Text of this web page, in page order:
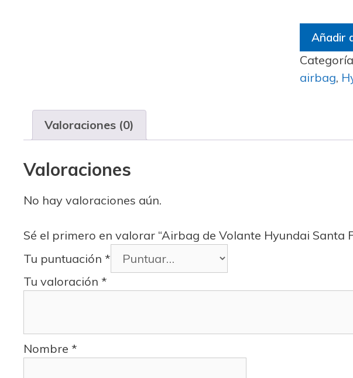
Añadir
airbag,
Valoraciones (0)
Valoraciones
No hay valoraciones aún.
Sé el primero en valorar “Airbag de Volante Hyundai Santa
Tu puntuación *
Tu valoración *
Nombre *